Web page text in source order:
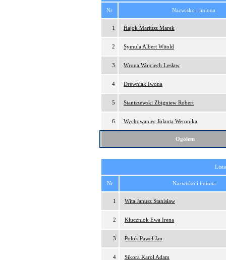
Nr Nazwisko i imiona
1 Hajok Mariusz Marek
2 Symula Albert Witold
3 Wrona Wojciech Lesław
4 Drewniak Iwona
5 Staniszewski Zbigniew Robert
6 Wychowaniec Jolanta Weronika
Ogółem
Nr Nazwisko i imiona
1 Wita Janusz Stanisław
2 Kluczniok Ewa Irena
3 Polok Paweł Jan
4 Sikora Karol Adam